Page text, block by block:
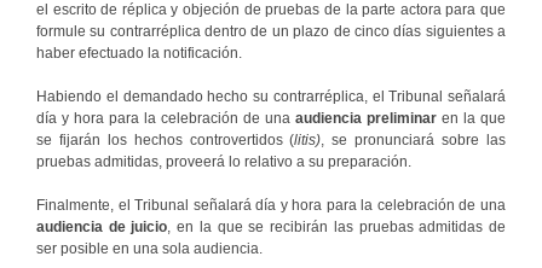
el escrito de réplica y objeción de pruebas de la parte actora para que
formule su contrarréplica dentro de un plazo de cinco días siguientes a
haber efectuado la notificación.
Habiendo el demandado hecho su contrarréplica, el Tribunal señalará
día y hora para la celebración de una audiencia preliminar en la que
se fijarán los hechos controvertidos (litis) , se pronunciará sobre las
pruebas admitidas, proveerá lo relativo a su preparación.
Finalmente, el Tribunal señalará día y hora para la celebración de una
audiencia de juicio , en la que se recibirán las pruebas admitidas de
ser posible en una sola audiencia.